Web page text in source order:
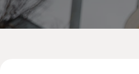
Проекты